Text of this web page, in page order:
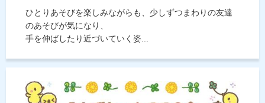
ひとりあそびを楽しみながらも、少しずつまわりの友達
のあそびが気になり、
手を伸ばしたり近づいていく姿...